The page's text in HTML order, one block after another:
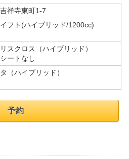
祥寺東町1-7
フト(ハイブリッド/1200cc)
スクロス（ハイブリッド）
ートなし
（ハイブリッド）
予約